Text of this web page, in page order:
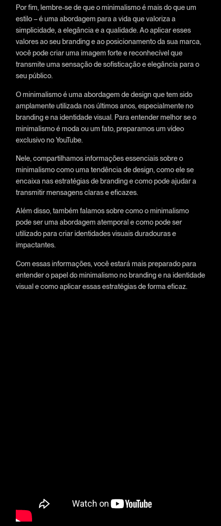
Por fim, lembre-se de que o minimalismo é mais do que um
estilo – é uma abordagem para a vida que valoriza a
simplicidade, a elegância e a qualidade. Ao aplicar esses
valores ao seu branding e ao posicionamento da sua marca,
você pode criar uma imagem forte e reconhecível que
transmite uma sensação de sofisticação e elegância para o
seu público.
O minimalismo é uma abordagem de design que tem sido
amplamente utilizada nos últimos anos, especialmente no
branding e na identidade visual. Para entender melhor se o
minimalismo é moda ou um fato, preparamos um vídeo
exclusivo no YouTube.
Nele, compartilhamos informações essenciais sobre o
minimalismo como uma tendência de design, como ele se
encaixa nas estratégias de branding e como pode ajudar a
transmitir mensagens claras e eficazes.
Além disso, também falamos sobre como o minimalismo
pode ser uma abordagem atemporal e como pode ser
utilizado para criar identidades visuais duradouras e
impactantes.
Com essas informações, você estará mais preparado para
entender o papel do minimalismo no branding e na identidade
visual e como aplicar essas estratégias de forma eficaz.